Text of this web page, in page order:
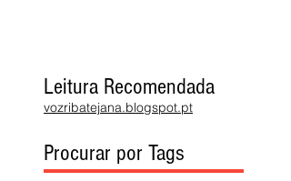
Leitura Recomendada
vozribatejana.blogspot.pt
Procurar por Tags